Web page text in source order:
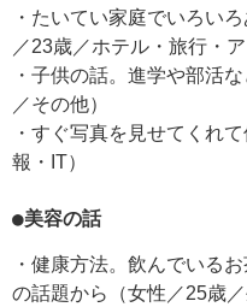
・たいてい家庭でいろい
／23歳／ホテル・旅行・
・子供の話。進学や部活
／その他）
・すぐ写真を見せてくれ
報・IT）
●美容の話
・健康方法。飲んでいる
の話題から（女性／25歳／